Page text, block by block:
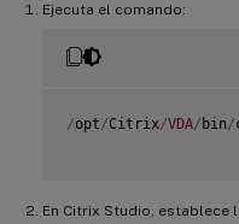
Ejecuta el comando:
/opt/Citrix/VDA/ bin/
En Citrix Studio, establece